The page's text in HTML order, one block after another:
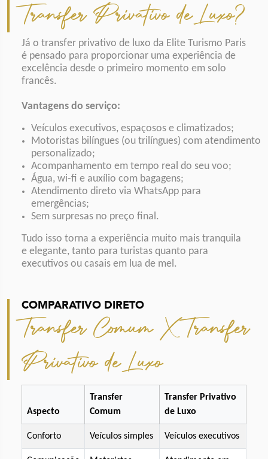
Transfer Privativo de Luxo?
Já o transfer privativo de luxo da Elite Turismo Paris
é pensado para proporcionar uma experiência de
excelência desde o primeiro momento em solo
francês.
Vantagens do serviço:
Veículos executivos, espaçosos e climatizados;
Motoristas bilíngues (ou trilíngues) com atendimento
personalizado;
Acompanhamento em tempo real do seu voo;
Água, wi-fi e auxílio com bagagens;
Atendimento direto via WhatsApp para
emergências;
Sem surpresas no preço final.
Tudo isso torna a experiência muito mais tranquila
e elegante, tanto para turistas quanto para
executivos ou casais em lua de mel.
COMPARATIVO DIRETO
Transfer Comum X Transfer
Privativo de Luxo
Aspecto
Transfer
Comum
Transfer Privativo
de Luxo
Conforto Veículos simples Veículos executivos